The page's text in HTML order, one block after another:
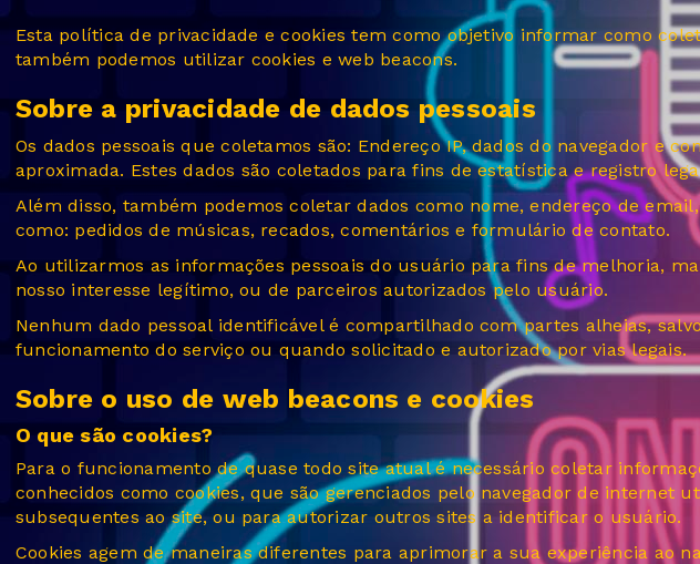
Esta política de privacidade e cookies tem como objetivo informar como
também podemos utilizar cookies e web beacons.
Sobre a privacidade de dados pessoais
Os dados pessoais que coletamos são: Endereço IP, dados do navegador e
aproximada. Estes dados são coletados para fins de estatística e registro
Além disso, também podemos coletar dados como nome, endereço de
como: pedidos de músicas, recados, comentários e formulário de contato.
Ao utilizarmos as informações pessoais do usuário para fins de melhoria,
nosso interesse legítimo, ou de parceiros autorizados pelo usuário.
Nenhum dado pessoal identificável é compartilhado com partes alheias,
funcionamento do serviço ou quando solicitado e autorizado por vias legais.
Sobre o uso de web beacons e cookies
O que são cookies?
Para o funcionamento de quase todo site atual é necessário coletar
conhecidos como cookies, que são gerenciados pelo navegador de internet
subsequentes ao site, ou para autorizar outros sites a identificar o usuário.
Cookies agem de maneiras diferentes para aprimorar a sua experiência ao